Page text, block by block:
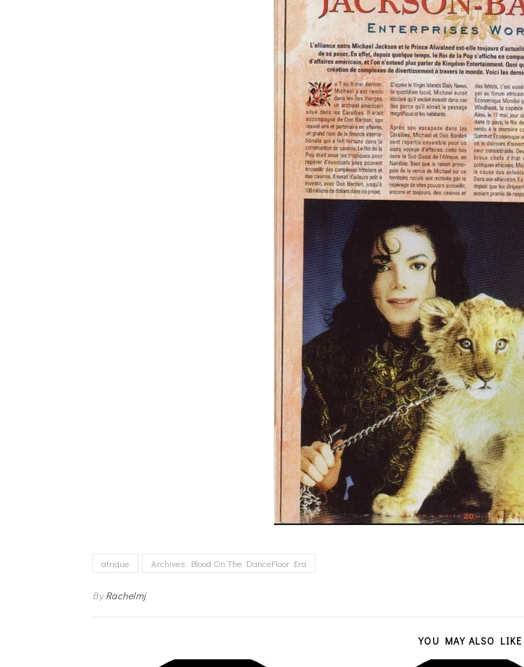
afrique Archives: Blood On The DanceFloor Era
ByRachelmj
YOU MAY ALSO LIKE